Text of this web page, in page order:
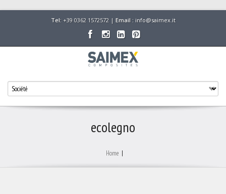
Tel: +39 0362 1572572 | Email : info@saimex.it
ecolegno
Home |